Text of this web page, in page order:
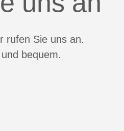
rufen Sie uns an.
bequem.